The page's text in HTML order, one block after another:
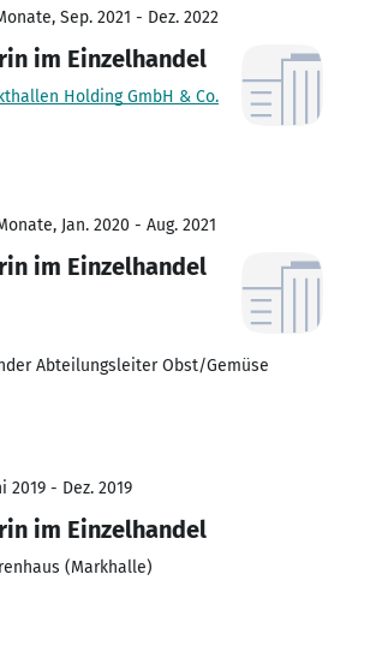
Sep. 2021 - Dez. 2022
im Einzelhandel
Holding GmbH & Co.
Jan. 2020 - Aug. 2021
im Einzelhandel
Abteilungsleiter Obst/Gemüse
2019 - Dez. 2019
im Einzelhandel
(Markhalle)